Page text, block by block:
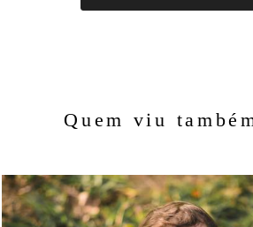
Quem viu